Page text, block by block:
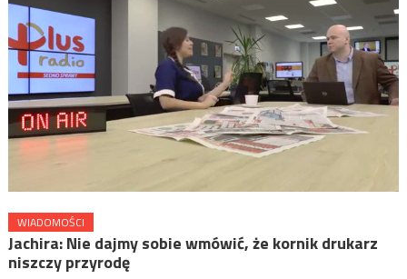
WIADOMOŚCI
Jachira: Nie dajmy sobie wmówić, że kornik drukarz
niszczy przyrodę